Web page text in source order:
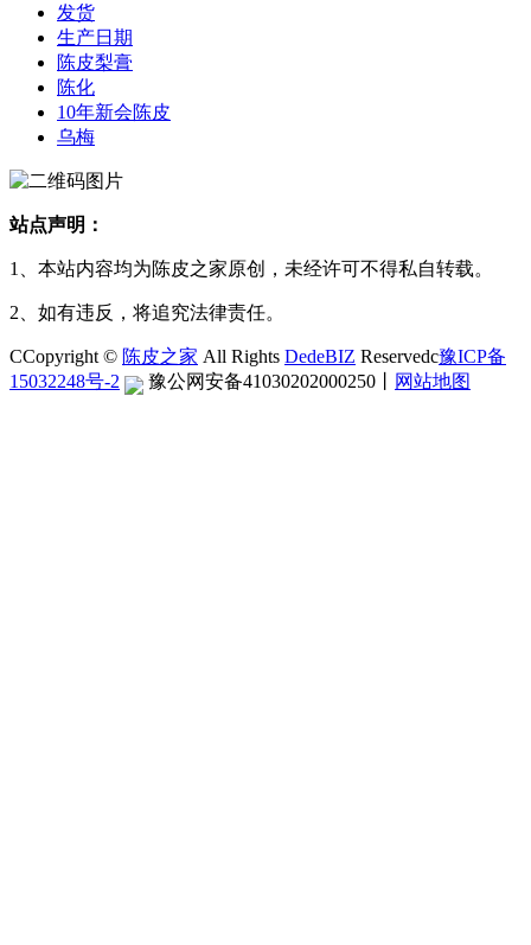
发货
生产日期
陈皮梨膏
陈化
10年新会陈皮
乌梅
站点声明：
1、本站内容均为陈皮之家原创，未经许可不得私自转载。
2、如有违反，将追究法律责任。
CCopyright © 陈皮之家 All Rights DedeBIZ Reservedc豫ICP备
15032248号-2
豫公网安备41030202000250 网站地图